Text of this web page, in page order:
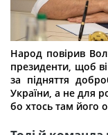
Народ повірив
президенти, щоб
за підняття
України, а не для
бо хтось там його